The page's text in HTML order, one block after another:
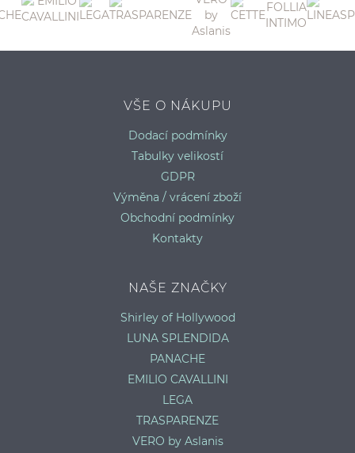
VŠE O NÁKUPU
Dodací podmínky
Tabulky velikostí
GDPR
Výměna / vrácení zboží
Obchodní podmínky
Kontakty
NAŠE ZNAČKY
Shirley of Hollywood
LUNA SPLENDIDA
PANACHE
EMILIO CAVALLINI
LEGA
TRASPARENZE
VERO by Aslanis